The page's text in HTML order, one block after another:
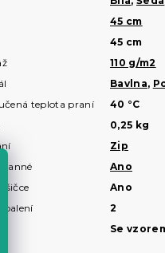
45 cm
45 cm
110 g/m2
Bavlna,
teplota praní
40 °C
0,25 kg
Zip
Ano
Ano
balení
2
Se